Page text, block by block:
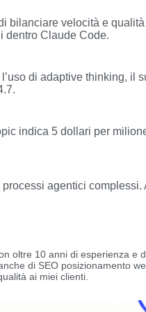
bilanciare velocità e
dentro Claude Code.
di adaptive thinking,
indica 5 dollari per
agentici
oltre 10 anni di esperienza
di SEO posizionamento
ai miei clienti.